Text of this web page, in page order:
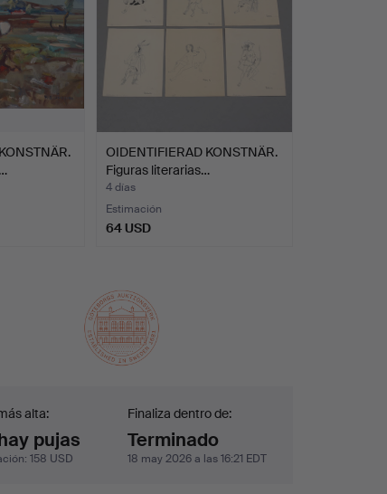
OIDENTIFIERAD KONSTNÄR.
Figuras literarias…
4 días
Estimación
64 USD
alta:
pujas
: 158 USD
Finaliza dentro de:
Terminado
18 may 2026 a las 16:21 EDT